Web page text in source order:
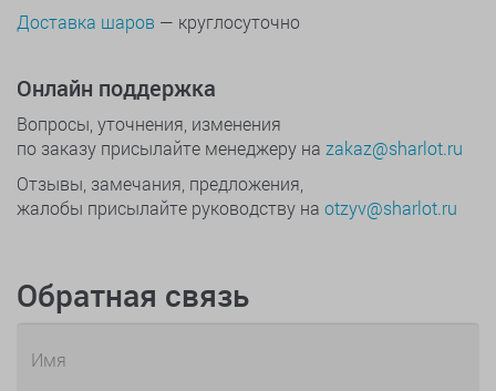
Доставка шаров — круглосуточно
Онлайн поддержка
Вопросы, уточнения, изменения
по заказу присылайте менеджеру на zakaz@sharlot.ru
Отзывы, замечания, предложения,
жалобы присылайте руководству на otzyv@sharlot.ru
Обратная связь